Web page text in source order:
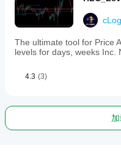
The ultimate tool for Price
levels for days, weeks Inc.
4.3 (3)